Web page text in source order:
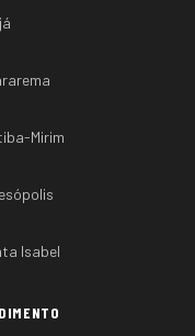
Mirim
Isabel